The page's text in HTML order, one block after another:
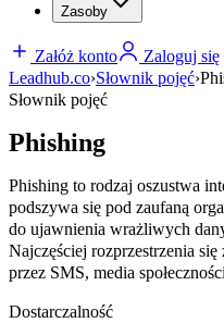
Zasoby
Załóż konto
Zaloguj się
Leadhub.co›Słownik pojęć›
Słownik pojęć
Phishing
Phishing to rodzaj oszustwa
podszywa się pod zaufaną
do ujawnienia wrażliwych
Najczęściej rozprzestrzenia
przez SMS, media
Dostarczalność